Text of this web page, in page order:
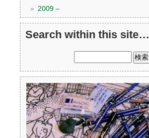
2009 –
Search within this site…